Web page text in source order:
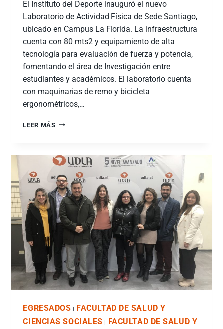
El Instituto del Deporte inauguró el nuevo
Laboratorio de Actividad Física de Sede Santiago,
ubicado en Campus La Florida. La infraestructura
cuenta con 80 mts2 y equipamiento de alta
tecnología para evaluación de fuerza y potencia,
fomentando el área de Investigación entre
estudiantes y académicos. El laboratorio cuenta
con maquinarias de remo y bicicleta
ergonométricos,…
LEER MÁS
EGRESADOS | FACULTAD DE SALUD Y
CIENCIAS SOCIALES | FACULTAD DE SALUD Y